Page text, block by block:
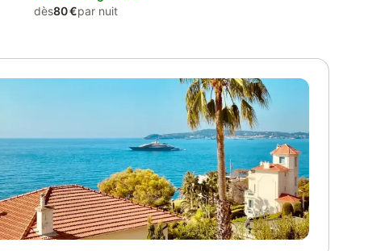
dès80 €par nuit